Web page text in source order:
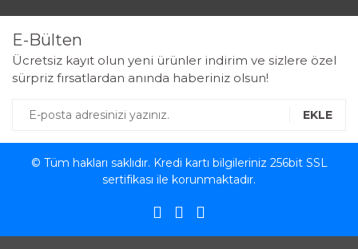
E-Bülten
Ücretsiz kayıt olun yeni ürünler indirim ve sizlere özel
sürpriz fırsatlardan anında haberiniz olsun!
EKLE
© Tüm hakları saklıdır. Kredi kartı bilgileriniz 256bit SSL
sertifikası ile korunmaktadır.